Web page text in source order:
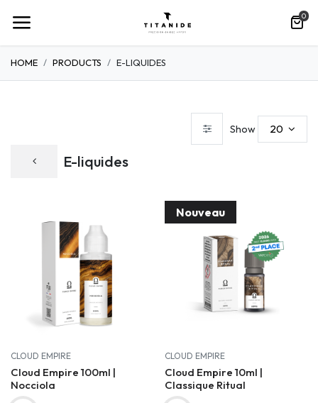
0
HOME PRODUCTS E-LIQUIDES
E-liquides
Show 20
CLOUD EMPIRE
Cloud Empire 100ml |
Nocciola
Nouveau
CLOUD EMPIRE
Cloud Empire 10ml |
Classique Ritual